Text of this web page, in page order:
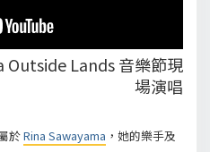
Outside Lands 音樂節現
場演唱
於Rina Sawayama ，她的樂手及